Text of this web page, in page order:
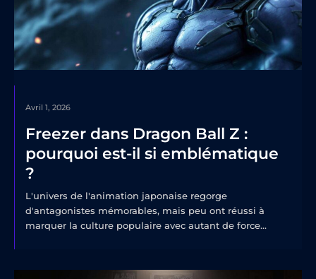
Avril 1, 2026
Freezer dans Dragon Ball Z :
pourquoi est-il si emblématique
?
L'univers de l'animation japonaise regorge
d'antagonistes mémorables, mais peu ont réussi à
marquer la culture populaire avec autant de force...